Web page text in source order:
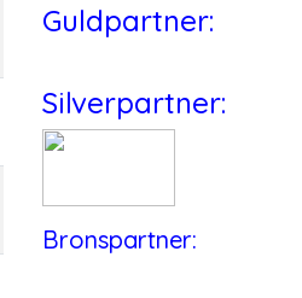
Guldpartner:
Silverpartner:
Bronspartner: